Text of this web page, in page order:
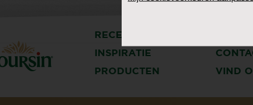
RECEPTEN HET
INSPIRATIE
PRODUCTEN
VIND